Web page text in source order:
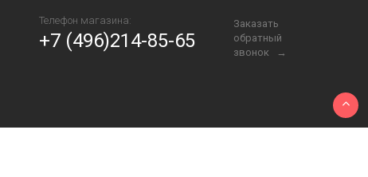
Телефон магазина:
+7 (496)214-85-65
Заказать
обратный
звонок →